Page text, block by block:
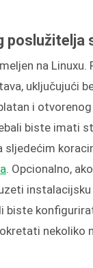
poslužitelja
na
uključujući
i
biste imati
sljedećim
. Opcionalno,
biste
nekoliko